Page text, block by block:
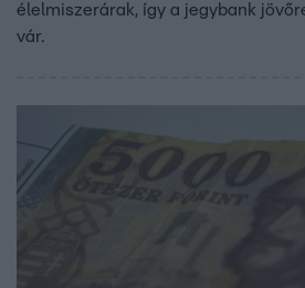
élelmiszerárak, így a jegybank
vár.